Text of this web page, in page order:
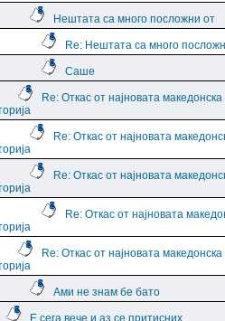
Нештата са много посложни от
Re: Нештата са много
Саше
Re: Откас от најновата македонска
Re: Откас от најновата
Re: Откас от најновата
Re: Откас от најновата
Re: Откас от најновата македонска
Ами не знам бе бато
Е сега вече и аз се притисних